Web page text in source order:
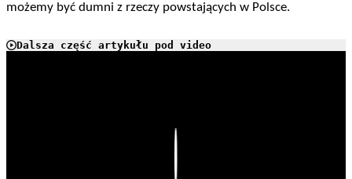
możemy być dumni z rzeczy powstających w Polsce.
Dalsza część artykułu pod video